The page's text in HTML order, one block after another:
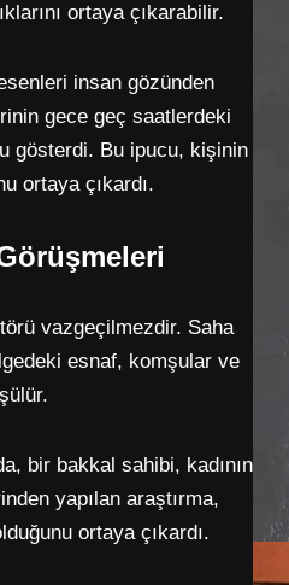
ortaya çıkarabilir.
insan gözünden
gece geç saatlerdeki
gösterdi. Bu ipucu, kişinin
ortaya çıkardı.
vazgeçilmezdir. Saha
esnaf, komşular ve
bir bakkal sahibi, kadının
yapılan araştırma,
ortaya çıkardı.